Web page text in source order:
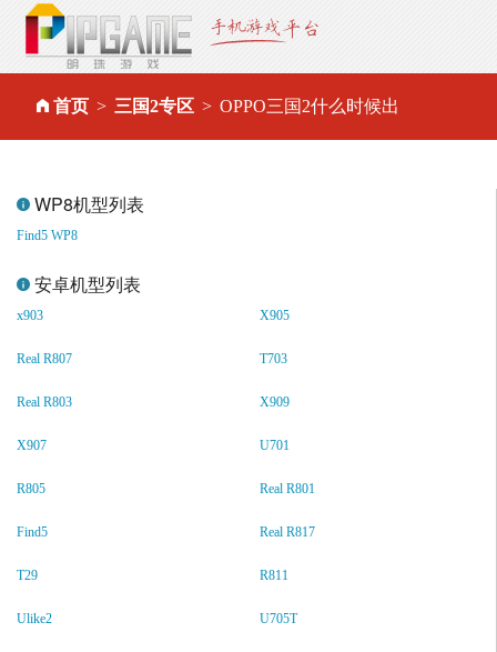
首页 三国2专区 OPPO三国2什么时候出
WP8机型列表
Find5 WP8
安卓机型列表
x903 X905
Real R807 T703
Real R803 X909
X907 U701
R805 Real R801
Find5 Real R817
T29 R811
Ulike2 U705T